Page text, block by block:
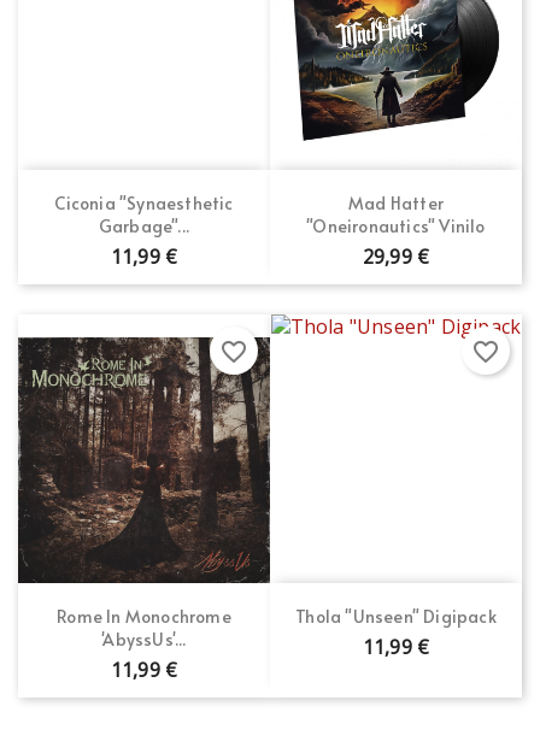
Ciconia "Synaesthetic
Garbage"...
11,99 €
Mad Hatter
"Oneironautics" Vinilo
29,99 €
Rome In Monochrome
'AbyssUs'...
11,99 €
favorite_border
Thola "Unseen" Digipack
11,99 €
favorite_border